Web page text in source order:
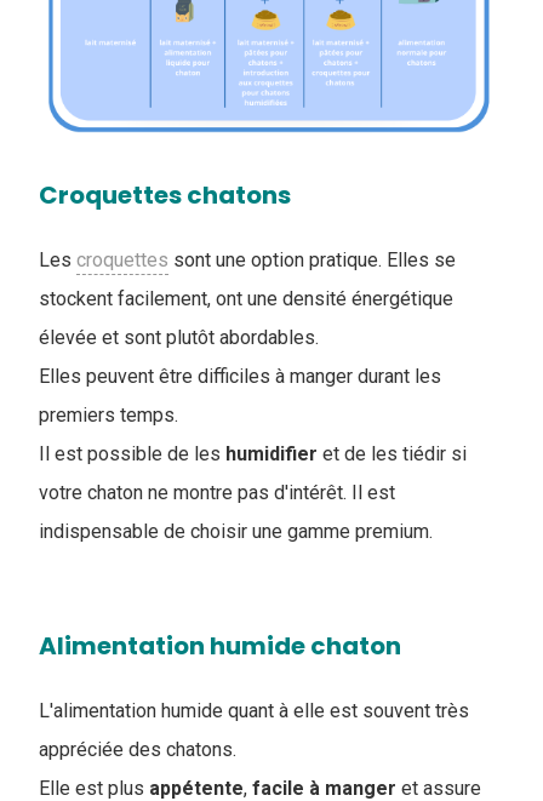
Croquettes chatons
Les croquettes sont une option pratique. Elles se
stockent facilement, ont une densité énergétique
élevée et sont plutôt abordables.
Elles peuvent être difficiles à manger durant les
premiers temps.
Il est possible de les humidifier et de les tiédir si
votre chaton ne montre pas d'intérêt. Il est
indispensable de choisir une gamme premium.
Alimentation humide chaton
L'alimentation humide quant à elle est souvent très
appréciée des chatons.
Elle est plus appétente, facile à manger et assure